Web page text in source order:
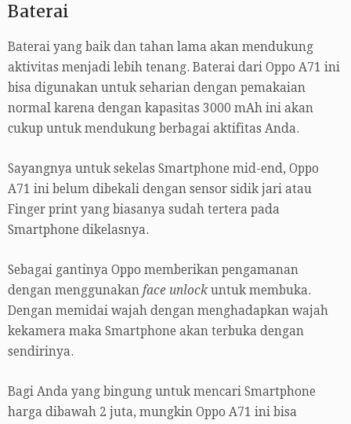
Baterai
Baterai yang baik dan tahan lama akan mendukung
aktivitas menjadi lebih tenang. Baterai dari Oppo A71 ini
bisa digunakan untuk seharian dengan pemakaian
normal karena dengan kapasitas 3000 mAh ini akan
cukup untuk mendukung berbagai aktifitas Anda.
Sayangnya untuk sekelas Smartphone mid-end, Oppo
A71 ini belum dibekali dengan sensor sidik jari atau
Finger print yang biasanya sudah tertera pada
Smartphone dikelasnya.
Sebagai gantinya Oppo memberikan pengamanan
dengan menggunakan face unlock untuk membuka.
Dengan memidai wajah dengan menghadapkan wajah
kekamera maka Smartphone akan terbuka dengan
sendirinya.
Bagi Anda yang bingung untuk mencari Smartphone
harga dibawah 2 juta, mungkin Oppo A71 ini bisa